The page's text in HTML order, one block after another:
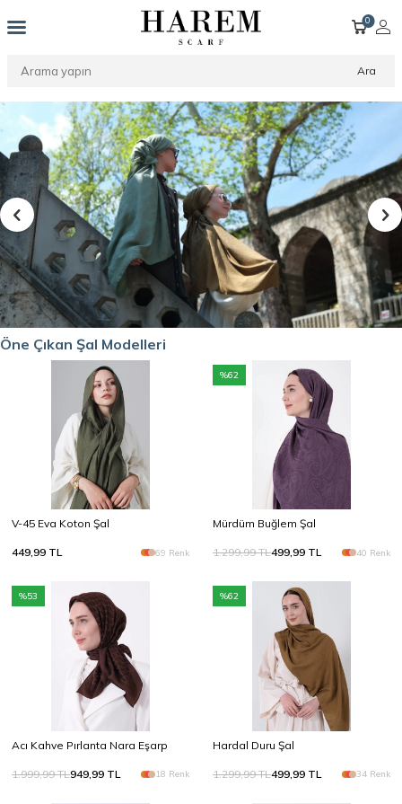
Ara
0
Yeni Sezon SS26
Doğal tonlar, zarif dokular
Öne Çıkan Şal Modelleri
V-45 Eva Koton Şal
449,99 TL 69 Renk
%62
Mürdüm Buğlem Şal
1.299,99TL499,99 TL 40 Renk
%53
Acı Kahve Pırlanta Nara Eşarp
1.999,99TL949,99 TL 18 Renk
%62
Hardal Duru Şal
1.299,99TL499,99 TL 34 Renk